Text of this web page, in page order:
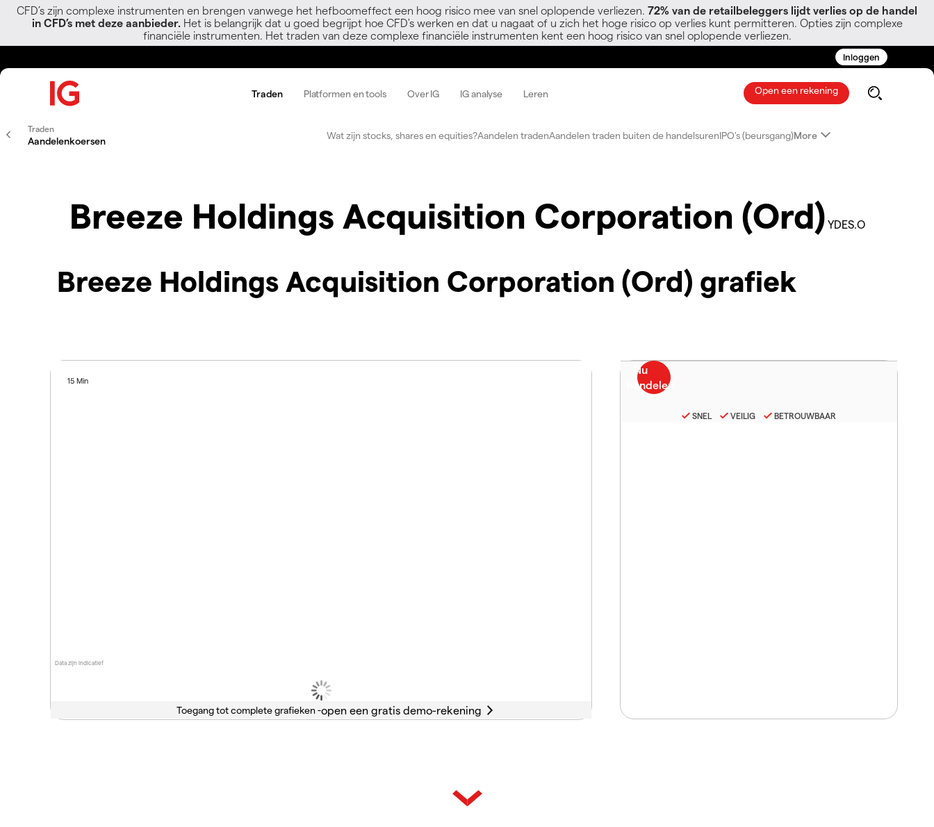
CFD’s zijn complexe instrumenten en brengen vanwege het hefboomeffect een hoog risico mee van snel oplopende verliezen. 72% van de retailbeleggers lijdt verlies op de handel
in CFD’s met deze aanbieder. Het is belangrijk dat u goed begrijpt hoe CFD's werken en dat u nagaat of u zich het hoge risico op verlies kunt permitteren. Opties zijn complexe
financiële instrumenten. Het traden van deze complexe financiële instrumenten kent een hoog risico van snel oplopende verliezen.
Inloggen
Traden Platformen en tools Over IG IG analyse Leren Open een rekening
Traden
Aandelenkoersen Wat zijn stocks, shares en equities?Aandelen tradenAandelen traden buiten de handelsurenIPO's (beursgang)More
Breeze Holdings Acquisition Corporation (Ord) YDES.O
Breeze Holdings Acquisition Corporation (Ord) grafiek
Data zijn indicatief
15 Min
Toegang tot complete grafieken -
SNEL VEILIG BETROUWBAAR